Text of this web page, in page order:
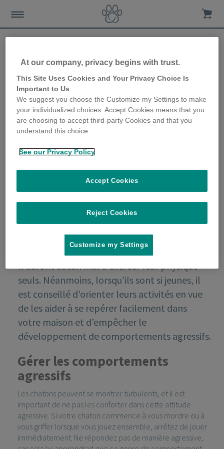
Conseils d’exercices pour
chatons
2nd July 2019
Les chatons sont de vraies piles électriques et
n'auront aucun mal à exercer leur physique
seuls. Néanmoins, lorsqu’ils sont si jeunes, il
est conseillé d'orienter leurs activités en vue
de les aider à se repérer facilement dans
votre maison et d’empêcher le
développement de comportements agressifs.
Gérer les comportements
agressifs
Les chatons peuvent se montrer turbulents, et il est
important de ne pas les conforter dans cette attitude
agressive. Si votre chaton commence à vous mordre ou à
vous griffer lorsque vous jouez ensemble, arrêtez de jouer
immédiatement. Ne répondez pas de manière agressive,
At our company, privacy begins with trust.
This Site Uses Cookies and Your Privacy Choice Is
Important to Us
We suggest you choose the Customize my Settings to make
your individualized choices. Accept Cookies means that you
are choosing to accept third-party Cookies and that you
understand this choice.
See our Privacy Policy
Reject Cookies
Accept Cookies
Customize my Settings